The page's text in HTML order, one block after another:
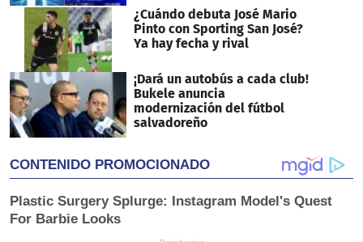
¿Cuándo debuta José Mario
Pinto con Sporting San José?
Ya hay fecha y rival
¡Dará un autobús a cada club!
Bukele anuncia
modernización del fútbol
salvadoreño